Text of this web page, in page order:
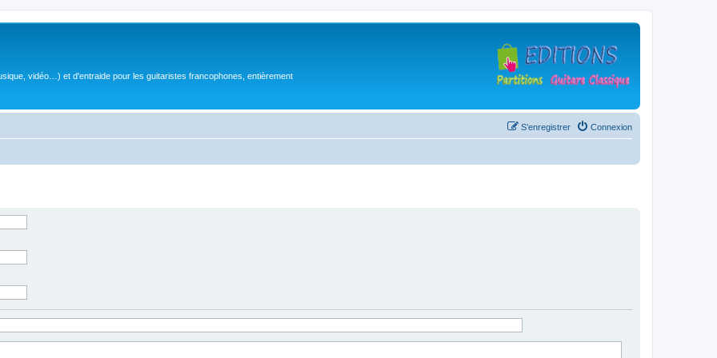
vidéo…) et d'entraide pour les guitaristes francophones, entièrement
Connexion
S’enregistrer